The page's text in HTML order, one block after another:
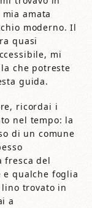
amata
moderno. Il
quasi
mi
che potreste
guida.
ricordai i
nel tempo: la
di un comune
fresca del
qualche foglia
trovato in
a